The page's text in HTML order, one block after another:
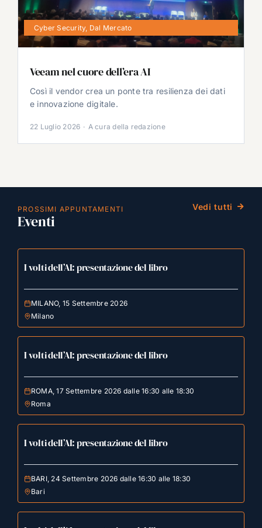
Cyber Security, Dal Mercato
Veeam nel cuore dell’era AI
Così il vendor crea un ponte tra resilienza dei dati
e innovazione digitale.
22 Luglio 2026 · A cura della redazione
PROSSIMI APPUNTAMENTI
Eventi
Vedi tutti
I volti dell’AI: presentazione del libro
MILANO, 15 Settembre 2026
Milano
I volti dell’AI: presentazione del libro
ROMA, 17 Settembre 2026 dalle 16:30 alle 18:30
Roma
I volti dell’AI: presentazione del libro
BARI, 24 Settembre 2026 dalle 16:30 alle 18:30
Bari